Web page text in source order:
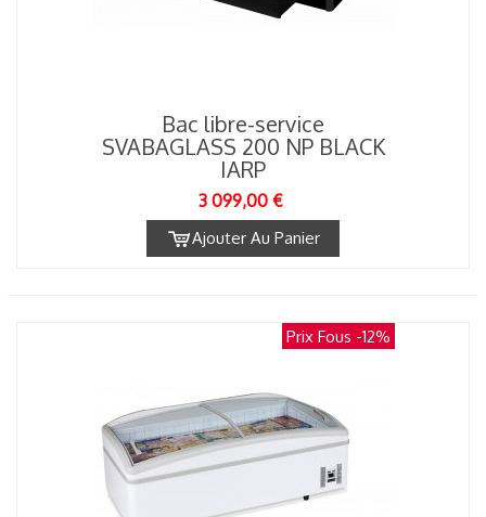
Bac libre-service
SVABAGLASS 200 NP BLACK
IARP
3 099,00 €
Ajouter Au Panier
Prix Fous -12%